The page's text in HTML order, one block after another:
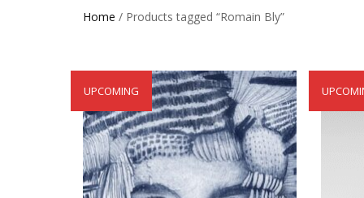
Home / Products tagged “Romain Bly”
UPCOMING